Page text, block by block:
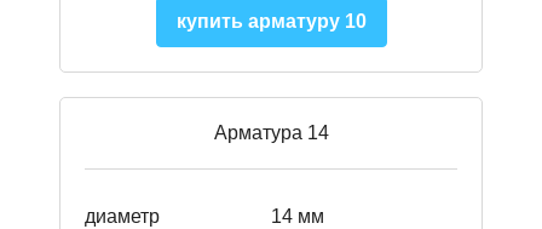
купить арматуру 10
Арматура 14
диаметр 14 мм